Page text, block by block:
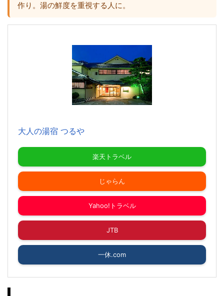
作り。湯の鮮度を重視する人に。
大人の湯宿 つるや
楽天トラベル
じゃらん
Yahoo!トラベル
JTB
一休.com